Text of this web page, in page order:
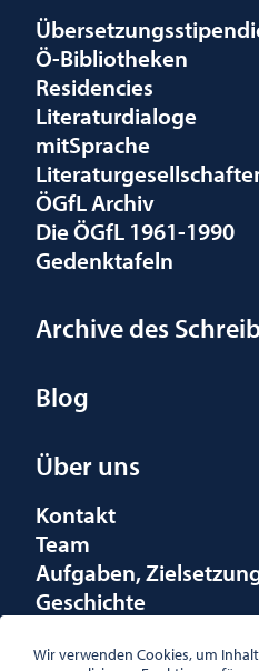
Ö-Bibliotheken
Residencies
Literaturdialoge
mitSprache
ÖGfL Archiv
Die ÖGfL 1961-1990
Gedenktafeln
Archive des
Blog
Über uns
Kontakt
Team
Aufgaben,
Geschichte
Förderungen
Wir verwenden Cookies, um